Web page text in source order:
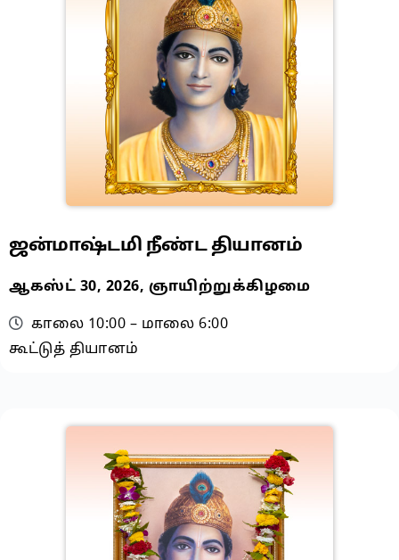
ஜன்மாஷ்டமி நீண்ட தியானம்
ஆகஸ்ட் 30, 2026, ஞாயிற்றுக்கிழமை
காலை 10:00 – மாலை 6:00
கூட்டுத் தியானம்